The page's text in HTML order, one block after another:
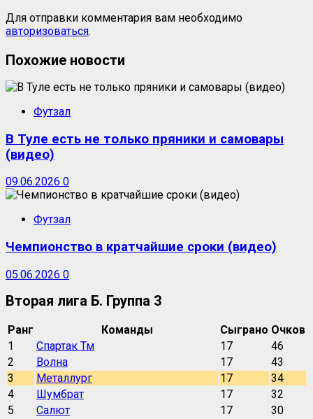
Для отправки комментария вам необходимо
авторизоваться.
Похожие новости
Футзал
В Туле есть не только пряники и самовары
(видео)
09.06.2026 0
Футзал
Чемпионство в кратчайшие сроки (видео)
05.06.2026 0
Вторая лига Б. Группа 3
Ранг Команды Сыграно Очков
1
Спартак Тм 17
46
2
Волна 17
43
3
Металлург 17
34
4
Шумбрат 17
32
5
Салют 17
30